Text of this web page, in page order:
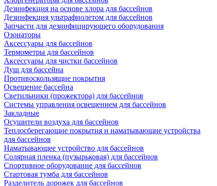
Дезинфекция на основе хлора для бассейнов
Дезинфекция ультрафиолетом для бассейнов
Запчасти для дезинфицирующего оборудования
Озонаторы
Аксессуары для бассейнов
Термометры для бассейнов
Аксессуары для чистки бассейнов
Душ для бассейна
Противоскользящие покрытия
Освещение бассейна
Светильники (прожектора) для бассейнов
Системы управления освещением для бассейнов
Закладные
Осушители воздуха для бассейнов
Теплосберегающие покрытия и наматывающие устройства
для бассейнов
Наматывающее устройство для бассейнов
Солярная пленка (пузырьковая) для бассейнов
Спортивное оборудование для бассейнов
Стартовая тумба для бассейнов
Разделитель дорожек для бассейнов